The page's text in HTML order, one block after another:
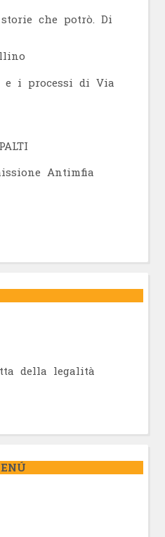
che potrò. Di
e i processi di Via
Antimfia
della legalità